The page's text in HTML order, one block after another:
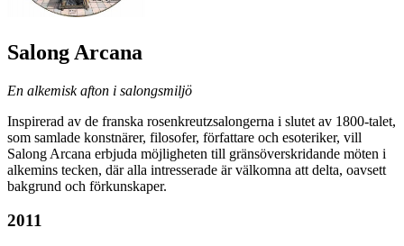
Salong Arcana
En alkemisk afton i salongsmiljö
Inspirerad av de franska rosenkreutzsalongerna i slutet av 1800-talet,
som samlade konstnärer, filosofer, författare och esoteriker, vill
Salong Arcana erbjuda möjligheten till gränsöverskridande möten i
alkemins tecken, där alla intresserade är välkomna att delta, oavsett
bakgrund och förkunskaper.
2011